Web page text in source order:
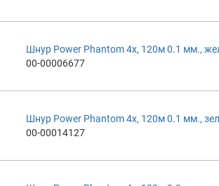
Шнур Power Phantom 4x, 120м 0.1 мм.,
00-00006677
Шнур Power Phantom 4x, 120м 0.1 мм.,
00-00014127